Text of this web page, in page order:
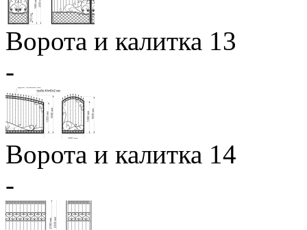
Ворота и калитка 13
-
Ворота и калитка 14
-